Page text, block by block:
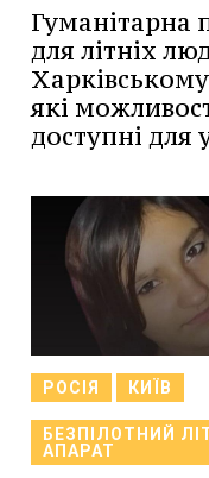
Гуманітарна
для літніх
Харківському
які
доступні для
РОСІЯ КИЇВ
БЕЗПІЛОТНИЙ
АПАРАТ